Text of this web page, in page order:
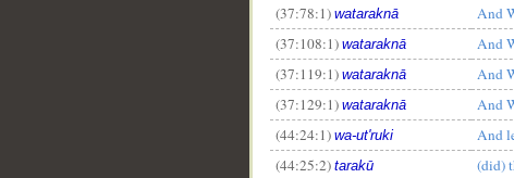
(37:78:1) wataraknā And
(37:108:1) wataraknā And
(37:119:1) wataraknā And
(37:129:1) wataraknā And
(44:24:1) wa-ut'ruki And
(44:25:2) tarakū (did)